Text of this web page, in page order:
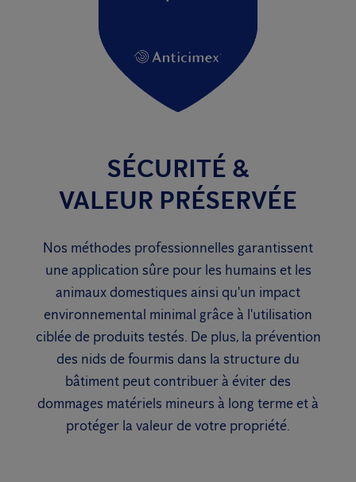
SÉCURITÉ &
VALEUR PRÉSERVÉE
Nos méthodes professionnelles garantissent
une application sûre pour les humains et les
animaux domestiques ainsi qu'un impact
environnemental minimal grâce à l'utilisation
ciblée de produits testés. De plus, la prévention
des nids de fourmis dans la structure du
bâtiment peut contribuer à éviter des
dommages matériels mineurs à long terme et à
protéger la valeur de votre propriété.